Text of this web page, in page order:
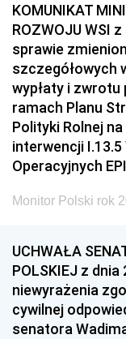
KOMUNIKAT
ROZWOJU WSI
sprawie
szczegółowych
wypłaty i
ramach Planu
Polityki Rolnej
interwencji I.13.5
Operacyjnych EPI
Monitor Polski rok
UCHWAŁA
POLSKIEJ z
niewyrażenia
cywilnej
senatora